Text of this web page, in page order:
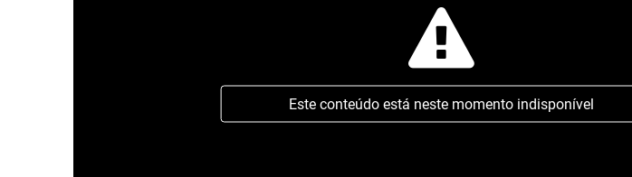
Este conteúdo está neste momento indisponível